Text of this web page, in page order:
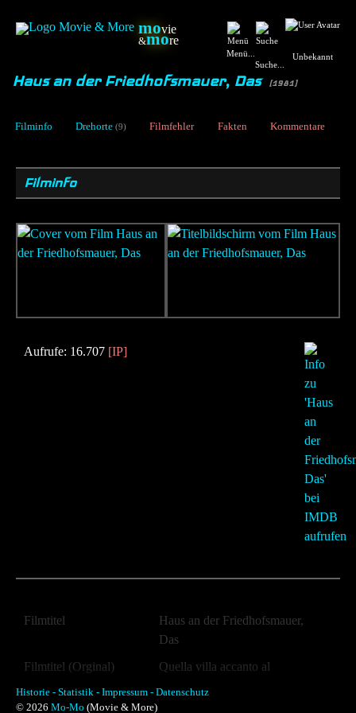
movie
&more
Menü...
Suche...
Unbekannt
Haus an der Friedhofsmauer, Das [1981]
Filminfo Drehorte (9) Filmfehler Fakten Kommentare
Filminfo
Aufrufe: 16.707 [IP]
Filmtitel
Haus an der Friedhofsmauer,
Das
Filmtitel (Orginal)
Quella villa accanto al
cimitero
Historie - Statistik - Impressum - Datenschutz
© 2026 Mo-Mo (Movie & More)